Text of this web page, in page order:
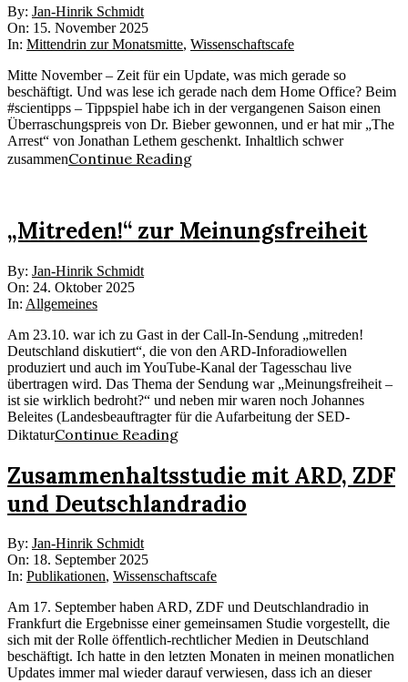
2025-
11-
15
By: Jan-Hinrik Schmidt
On: 15. November 2025
In: Mittendrin zur Monatsmitte, Wissenschaftscafe
Mitte November – Zeit für ein Update, was mich gerade so
beschäftigt. Und was lese ich gerade nach dem Home Office? Beim
#scientipps – Tippspiel habe ich in der vergangenen Saison einen
Überraschungspreis von Dr. Bieber gewonnen, und er hat mir „The
Arrest“ von Jonathan Lethem geschenkt. Inhaltlich schwer
zusammenContinue Reading
„Mitreden!“ zur Meinungsfreiheit
2025-
10-
24
By: Jan-Hinrik Schmidt
On: 24. Oktober 2025
In: Allgemeines
Am 23.10. war ich zu Gast in der Call-In-Sendung „mitreden!
Deutschland diskutiert“, die von den ARD-Inforadiowellen
produziert und auch im YouTube-Kanal der Tagesschau live
übertragen wird. Das Thema der Sendung war „Meinungsfreiheit –
ist sie wirklich bedroht?“ und neben mir waren noch Johannes
Beleites (Landesbeauftragter für die Aufarbeitung der SED-
DiktaturContinue Reading
Zusammenhaltsstudie mit ARD, ZDF
und Deutschlandradio
2025-
09-
18
By: Jan-Hinrik Schmidt
On: 18. September 2025
In: Publikationen, Wissenschaftscafe
Am 17. September haben ARD, ZDF und Deutschlandradio in
Frankfurt die Ergebnisse einer gemeinsamen Studie vorgestellt, die
sich mit der Rolle öffentlich-rechtlicher Medien in Deutschland
beschäftigt. Ich hatte in den letzten Monaten in meinen monatlichen
Updates immer mal wieder darauf verwiesen, dass ich an dieser